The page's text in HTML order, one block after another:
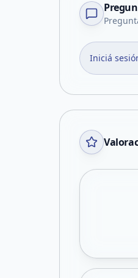
Iniciá